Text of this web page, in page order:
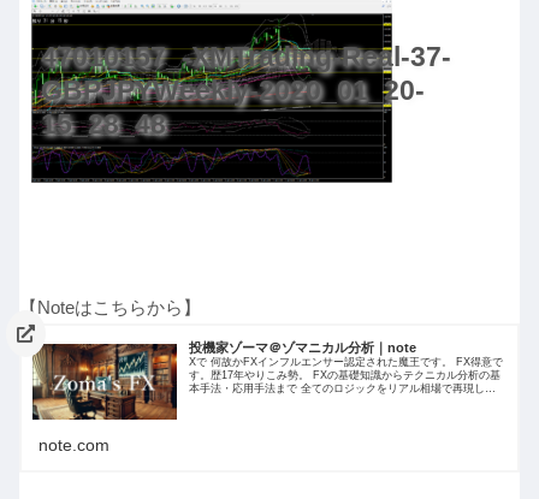
47010157_-XMTrading-Real-37-
GBPJPYWeekly-2020_01_20-
15_28_48
【Noteはこちらから】
投機家ゾーマ＠ゾマニカル分析｜note
Xで 何故かFXインフルエンサー認定された魔王です。 FX得意で
す。歴17年やりこみ勢。 FXの基礎知識からテクニカル分析の基
本手法・応用手法まで 全てのロジックをリアル相場で再現しつ
note.com